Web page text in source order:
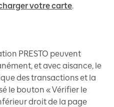
votre carte.
PRESTO peuvent
et avec aisance, le
des transactions et la
le bouton « Vérifier le
droit de la page